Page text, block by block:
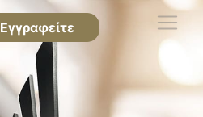
Εγγραφείτε